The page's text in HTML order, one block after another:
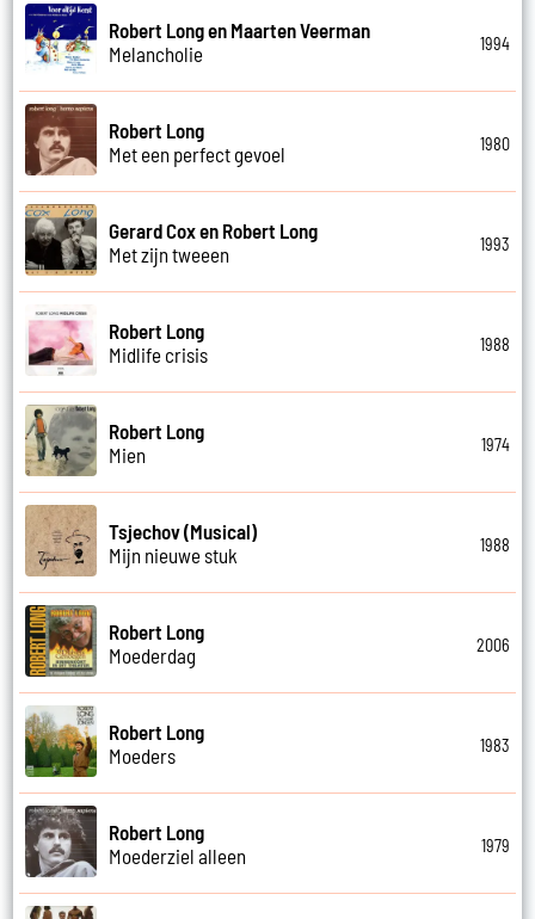
Robert Long en Maarten Veerman
Melancholie
1994
Robert Long
Met een perfect gevoel
1980
Gerard Cox en Robert Long
Met zijn tweeen
1993
Robert Long
Midlife crisis
1988
Robert Long
Mien
1974
Tsjechov (Musical)
Mijn nieuwe stuk
1988
Robert Long
Moederdag
2006
Robert Long
Moeders
1983
Robert Long
Moederziel alleen
1979